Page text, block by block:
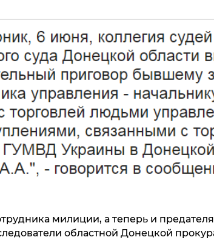
милиции, а теперь и
областной Донецкой